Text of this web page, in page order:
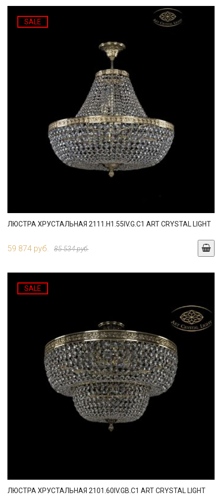
SALE
ЛЮСТРА ХРУСТАЛЬНАЯ 2111.H1.55IV.G.C1 ART CRYSTAL LIGHT
59 874 руб. 85 534 руб.
SALE
ЛЮСТРА ХРУСТАЛЬНАЯ 2101.60IV.GB.C1 ART CRYSTAL LIGHT